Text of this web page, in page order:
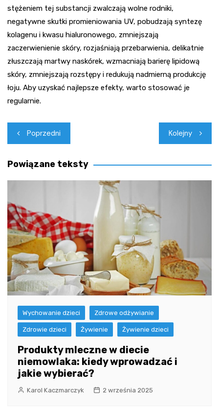
stężeniem tej substancji zwalczają wolne rodniki,
negatywne skutki promieniowania UV, pobudzają syntezę
kolagenu i kwasu hialuronowego, zmniejszają
zaczerwienienie skóry, rozjaśniają przebarwienia, delikatnie
złuszczają martwy naskórek, wzmacniają barierę lipidową
skóry, zmniejszają rozstępy i redukują nadmierną produkcję
łoju. Aby uzyskać najlepsze efekty, warto stosować je
regularnie.
Nawigacja
wpisu
Poprzedni Kolejny
Powiązane teksty
Wychowanie dzieci Zdrowe odżywianie
Zdrowie dzieci Żywienie Żywienie dzieci
Produkty mleczne w diecie
niemowlaka: kiedy wprowadzać i
jakie wybierać?
Karol Kaczmarczyk 2 września 2025